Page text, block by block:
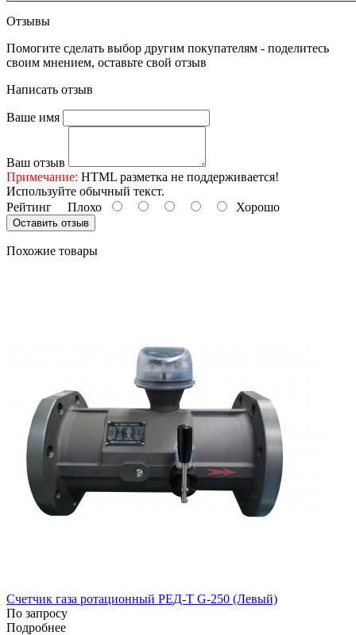
Отзывы
Помогите сделать выбор другим покупателям - поделитесь
своим мнением, оставьте свой отзыв
Написать отзыв
Ваше имя
Ваш отзыв
Примечание: HTML разметка не поддерживается!
Используйте обычный текст.
Рейтинг Плохо Хорошо
Оставить отзыв
Похожие товары
Счетчик газа ротационный РЕД-Т G-250 (Левый)
По запросу
Подробнее